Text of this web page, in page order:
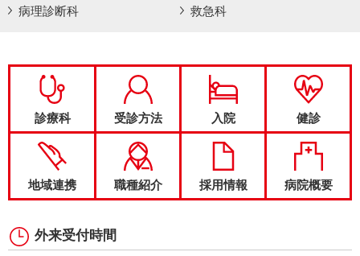
病理診断科
救急科
診療科 受診方法 入院 健診
地域連携 職種紹介 採用情報 病院概要
外来受付時間